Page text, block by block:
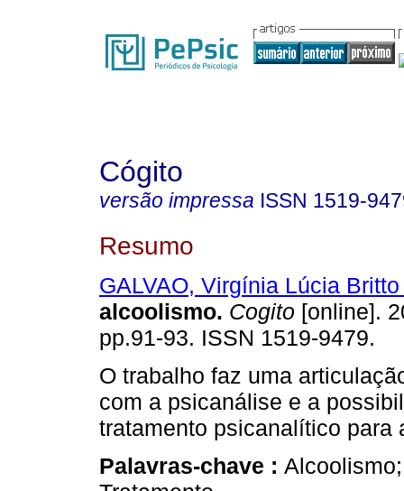
Cógito
versão impressa ISSN 1519-
Resumo
GALVAO, Virgínia Lúcia
alcoolismo. Cogito [online].
pp.91-93. ISSN 1519-9479.
O trabalho faz uma
com a psicanálise e a
tratamento psicanalítico para
Palavras-chave :